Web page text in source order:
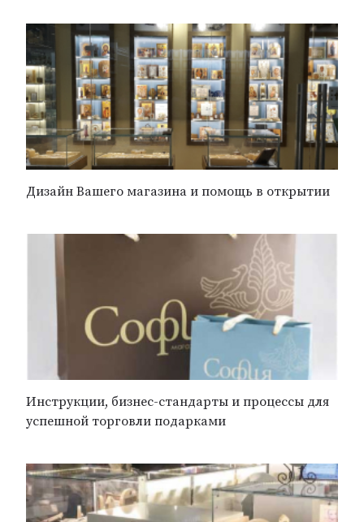
Дизайн Вашего магазина и помощь в открытии
Инструкции, бизнес-стандарты и процессы для
успешной торговли подарками